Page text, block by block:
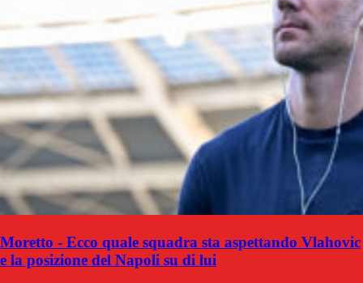
Moretto - Ecco quale squadra sta aspettando Vlahovic
e la posizione del Napoli su di lui